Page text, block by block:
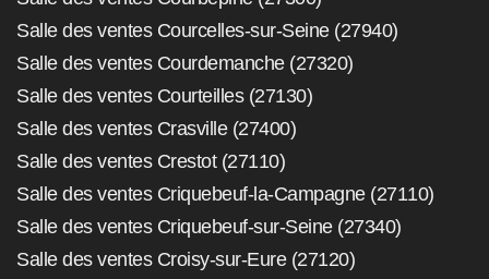
Salle des ventes Courcelles-sur-Seine (27940)
Salle des ventes Courdemanche (27320)
Salle des ventes Courteilles (27130)
Salle des ventes Crasville (27400)
Salle des ventes Crestot (27110)
Salle des ventes Criquebeuf-la-Campagne (27110)
Salle des ventes Criquebeuf-sur-Seine (27340)
Salle des ventes Croisy-sur-Eure (27120)